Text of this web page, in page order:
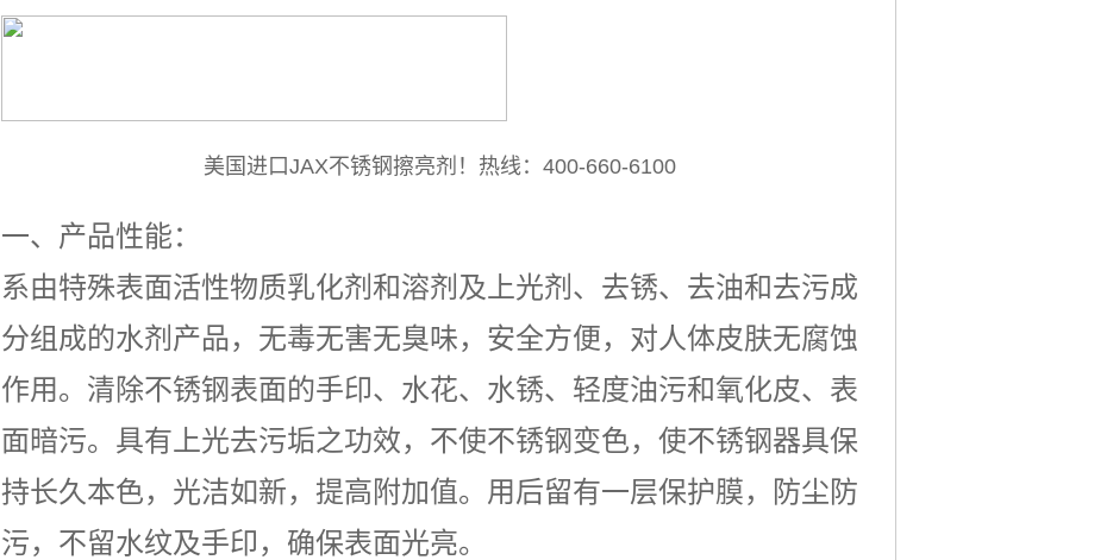
美国进口JAX不锈钢擦亮剂！热线：400-660-6100
一、产品性能：
系由特殊表面活性物质乳化剂和溶剂及上光剂、去锈、去油和去污成
分组成的水剂产品，无毒无害无臭味，安全方便，对人体皮肤无腐蚀
作用。清除不锈钢表面的手印、水花、水锈、轻度油污和氧化皮、表
面暗污。具有上光去污垢之功效，不使不锈钢变色，使不锈钢器具保
持长久本色，光洁如新，提高附加值。用后留有一层保护膜，防尘防
污，不留水纹及手印，确保表面光亮。